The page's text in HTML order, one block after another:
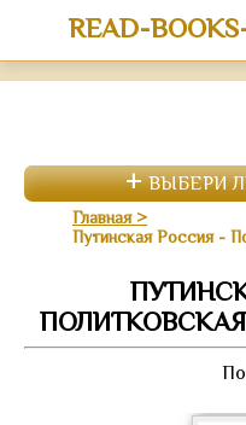
READ-
ВЫБЕРИ
Главная
Путинская Россия -